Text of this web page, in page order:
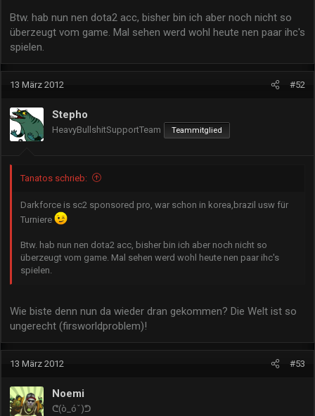
Btw. hab nun nen dota2 acc, bisher bin ich aber noch nicht so
überzeugt vom game. Mal sehen werd wohl heute nen paar ihc's
spielen.
13 März 2012 #52
Stepho
HeavyBullshitSupportTeam Teammitglied
Tanatos schrieb:
Darkforce is sc2 sponsored pro, war schon in korea,brazil usw für
Turniere
Btw. hab nun nen dota2 acc, bisher bin ich aber noch nicht so
überzeugt vom game. Mal sehen werd wohl heute nen paar ihc's
spielen.
Wie biste denn nun da wieder dran gekommen? Die Welt ist so
ungerecht (firsworldproblem)!
13 März 2012 #53
Noemi
ᕦ(ò_óˇ)ᕤ